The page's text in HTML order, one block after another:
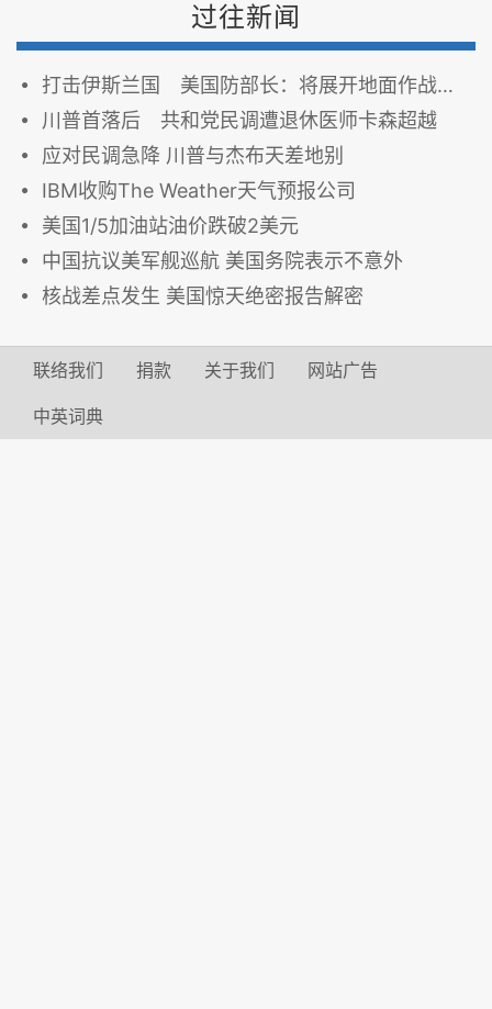
过往新闻
打击伊斯兰国 美国防部长：将展开地面作战行动
川普首落后 共和党民调遭退休医师卡森超越
应对民调急降 川普与杰布天差地别
IBM收购The Weather天气预报公司
美国1/5加油站油价跌破2美元
中国抗议美军舰巡航 美国务院表示不意外
核战差点发生 美国惊天绝密报告解密
联络我们 捐款 关于我们 网站广告
中英词典